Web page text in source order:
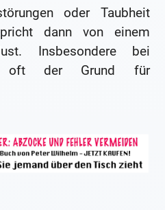
oder Taubheit
dann von einem
Insbesondere bei
oft der Grund für